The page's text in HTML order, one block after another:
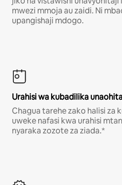
mwezi mmoja au zaidi. Ni
upangishaji mdogo.
Urahisi wa kubadilika
Chagua tarehe zako halisi za
uweke nafasi kwa urahisi
nyaraka zozote za ziada.*